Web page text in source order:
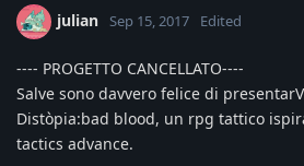
julian Sep 15, 2017 Edited
---- PROGETTO CANCELLATO----
Salve sono davvero felice di
Distòpia:bad blood, un rpg tattico
tactics advance.